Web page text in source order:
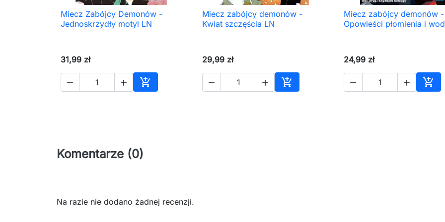
 Szybki podgląd
Miecz Zabójcy Demonów -
Jednoskrzydły motyl LN
31,99 zł
  
Dodaj do koszyka
 Szybki podgląd
Miecz zabójcy demonów -
Kwiat szczęścia LN
29,99 zł
  
Dodaj do koszyka
 Szybki podgląd
Miecz zabójcy demonów -
Opowieści płomienia i
24,99 zł
  
Komentarze (0)
Na razie nie dodano żadnej recenzji.